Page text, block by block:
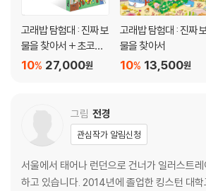
고래밥 탐험대 : 진짜 보
물을 찾아서 + 초코송
이 상자가 열리면 세트
27,000원
10%
고래밥 탐험대 : 진짜 보
물을 찾아서
13,500원
10%
그림 전경
관심작가 알림신청
서울에서 태어나 런던으로 건너가 일러스트
하고 있습니다. 2014년에 졸업한 킹스턴 대